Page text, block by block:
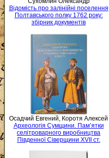
Відомість про залінійні поселення
Полтавського полку 1762 року:
збірник документів
Осадчий Евгений, Коротя Алексей
Археологія Сумщини. Пам’ятки
селітроварного виробництва
Південної Сіверщини XVII ст.